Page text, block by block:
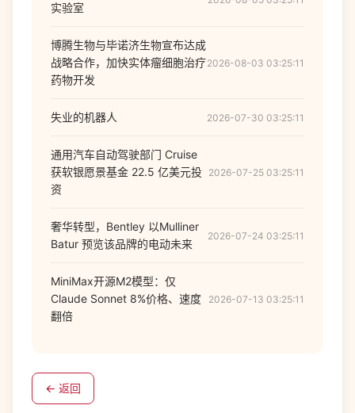
实验室
博腾生物与毕诺济生物宣布达成
战略合作，加快实体瘤细胞治疗
药物开发
2026-08-03 03:25:11
失业的机器人 2026-07-30 03:25:11
通用汽车自动驾驶部门 Cruise
获软银愿景基金 22.5 亿美元投
资
2026-07-25 03:25:11
奢华转型，Bentley 以Mulliner
Batur 预览该品牌的电动未来
2026-07-24 03:25:11
MiniMax开源M2模型：仅
Claude Sonnet 8%价格、速度
翻倍
2026-07-13 03:25:11
← 返回